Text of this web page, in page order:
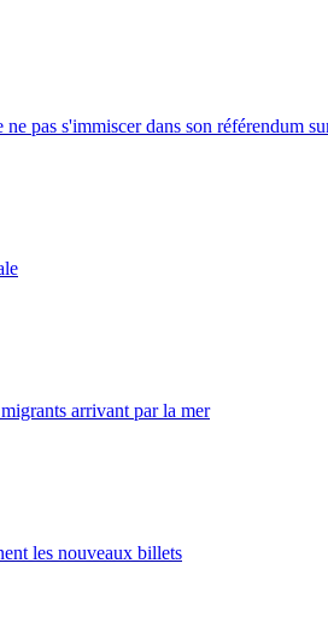
pas s'immiscer dans son référendum
arrivant par la mer
les nouveaux billets